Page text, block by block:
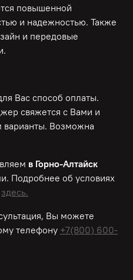
повышенной
и надежностью. Также
и передовые
Вас способ оплаты.
свяжется с Вами и
Возможна
в Горно-Алтайск
Подробнее об условиях
здесь.
Вы можете
телефону +7(800) 600-